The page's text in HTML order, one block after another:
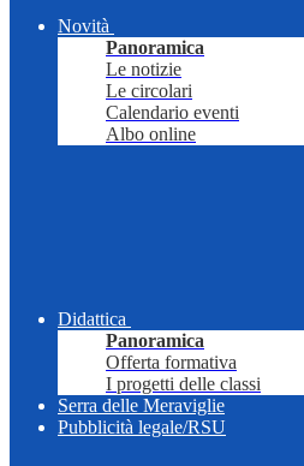
Novità
Panoramica
Le notizie
Le circolari
Calendario eventi
Albo online
Didattica
Panoramica
Offerta formativa
I progetti delle classi
Serra delle Meraviglie
Pubblicità legale/RSU